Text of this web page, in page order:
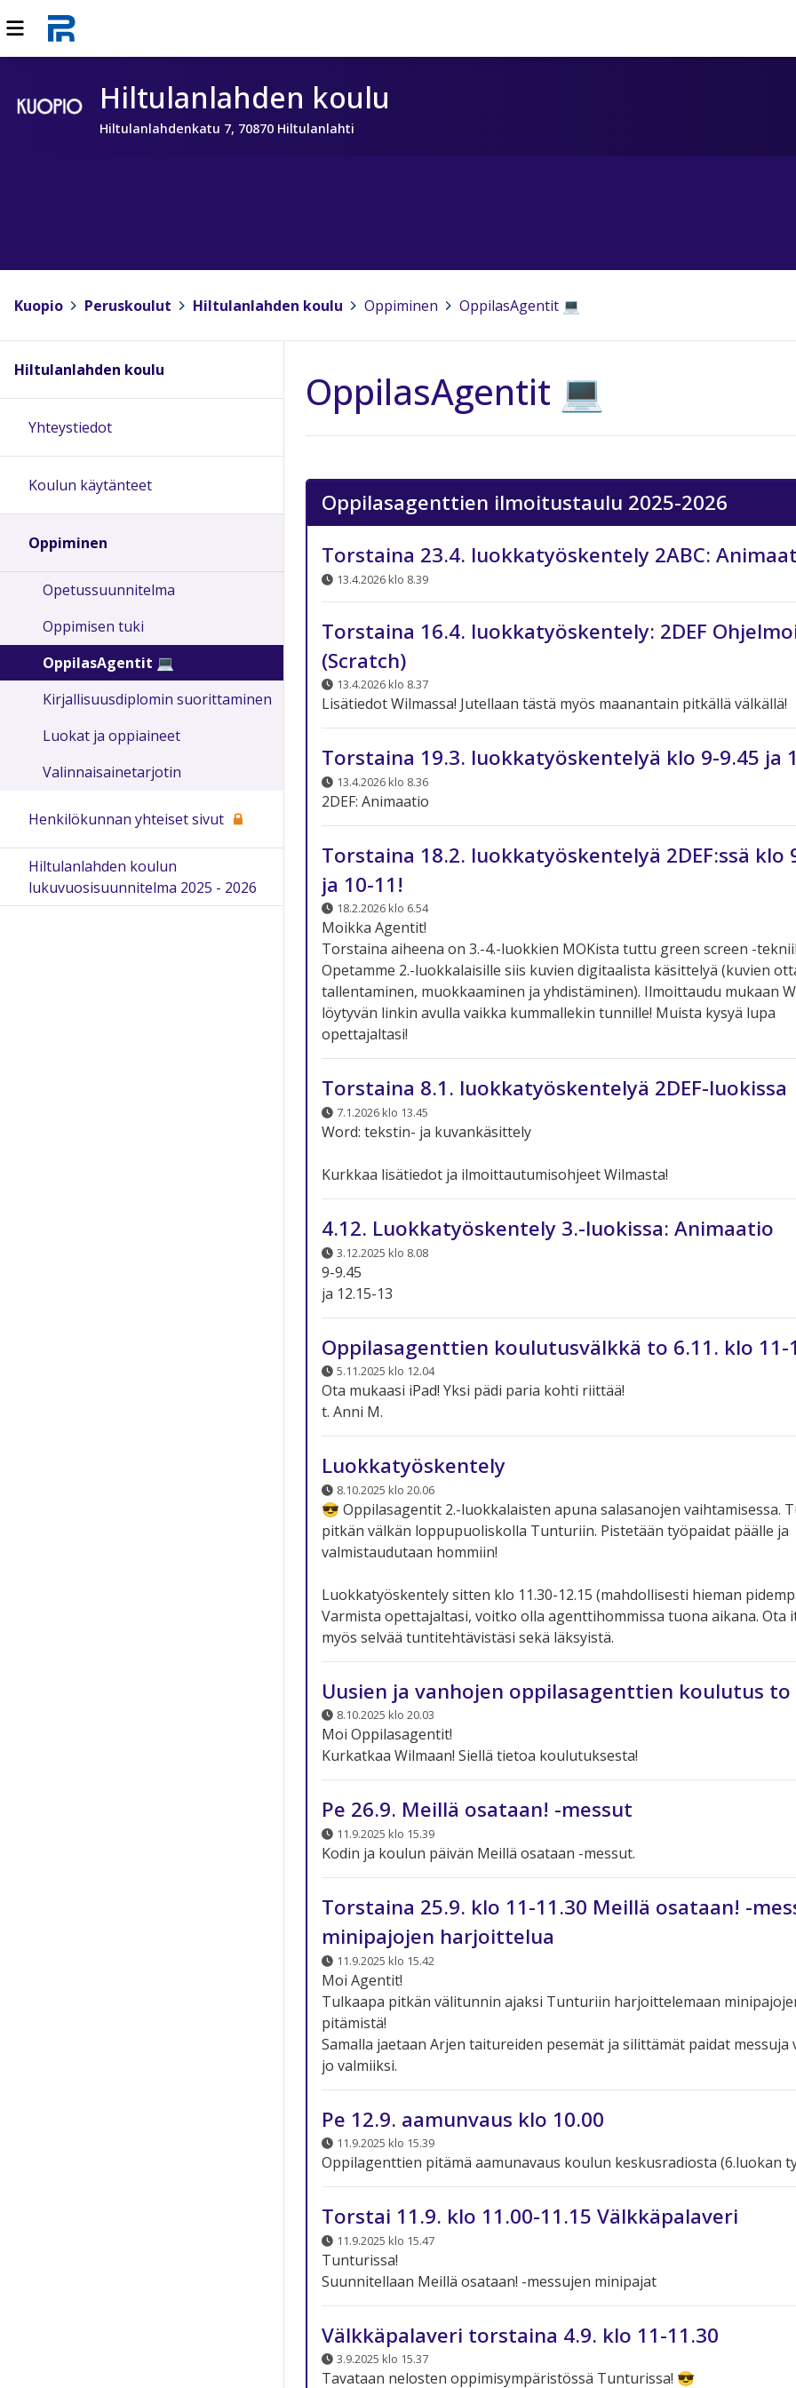
Hiltulanlahden koulu
Hiltulanlahdenkatu 7, 70870 Hiltulanlahti
Kuopio Peruskoulut Hiltulanlahden koulu Oppiminen OppilasAgentit 💻
OppilasAgentit 💻
Oppilasagenttien ilmoitustaulu 2025-2026
Torstaina 23.4. luokkatyöskentely 2ABC:
13.4.2026 klo 8.39
Torstaina 16.4. luokkatyöskentely: 2DEF
(Scratch)
13.4.2026 klo 8.37
Lisätiedot Wilmassa! Jutellaan tästä myös maanantain pitkällä välkällä!
Torstaina 19.3. luokkatyöskentelyä klo 9-9.45 ja
13.4.2026 klo 8.36
2DEF: Animaatio
Torstaina 18.2. luokkatyöskentelyä 2DEF:ssä klo
ja 10-11!
18.2.2026 klo 6.54
Moikka Agentit!
Torstaina aiheena on 3.-4.-luokkien MOKista tuttu green screen -
Opetamme 2.-luokkalaisille siis kuvien digitaalista käsittelyä (kuvien
tallentaminen, muokkaaminen ja yhdistäminen). Ilmoittaudu mukaan
löytyvän linkin avulla vaikka kummallekin tunnille! Muista kysyä lupa
opettajaltasi!
Torstaina 8.1. luokkatyöskentelyä 2DEF-luokissa
7.1.2026 klo 13.45
Word: tekstin- ja kuvankäsittely
Kurkkaa lisätiedot ja ilmoittautumisohjeet Wilmasta!
4.12. Luokkatyöskentely 3.-luokissa: Animaatio
3.12.2025 klo 8.08
9-9.45
ja 12.15-13
Oppilasagenttien koulutusvälkkä to 6.11. klo 11-
5.11.2025 klo 12.04
Ota mukaasi iPad! Yksi pädi paria kohti riittää!
t. Anni M.
Luokkatyöskentely
8.10.2025 klo 20.06
😎 Oppilasagentit 2.-luokkalaisten apuna salasanojen vaihtamisessa.
pitkän välkän loppupuoliskolla Tunturiin. Pistetään työpaidat päälle ja
valmistaudutaan hommiin!
Luokkatyöskentely sitten klo 11.30-12.15 (mahdollisesti hieman
Varmista opettajaltasi, voitko olla agenttihommissa tuona aikana. Ota
myös selvää tuntitehtävistäsi sekä läksyistä.
Uusien ja vanhojen oppilasagenttien koulutus to
8.10.2025 klo 20.03
Moi Oppilasagentit!
Kurkatkaa Wilmaan! Siellä tietoa koulutuksesta!
Pe 26.9. Meillä osataan! -messut
11.9.2025 klo 15.39
Kodin ja koulun päivän Meillä osataan -messut.
Torstaina 25.9. klo 11-11.30 Meillä osataan! -
minipajojen harjoittelua
11.9.2025 klo 15.42
Moi Agentit!
Tulkaapa pitkän välitunnin ajaksi Tunturiin harjoittelemaan
pitämistä!
Samalla jaetaan Arjen taitureiden pesemät ja silittämät paidat messuja
jo valmiiksi.
Pe 12.9. aamunvaus klo 10.00
11.9.2025 klo 15.39
Oppilagenttien pitämä aamunavaus koulun keskusradiosta (6.luokan
Torstai 11.9. klo 11.00-11.15 Välkkäpalaveri
11.9.2025 klo 15.47
Tunturissa!
Suunnitellaan Meillä osataan! -messujen minipajat
Välkkäpalaveri torstaina 4.9. klo 11-11.30
3.9.2025 klo 15.37
Tavataan nelosten oppimisympäristössä Tunturissa! 😎
Hiltulanlahden koulu
Yhteystiedot
Koulun käytänteet
Oppiminen
Opetussuunnitelma
Oppimisen tuki
OppilasAgentit 💻
Kirjallisuusdiplomin suorittaminen
Luokat ja oppiaineet
Valinnaisainetarjotin
Henkilökunnan yhteiset sivut
Hiltulanlahden koulun
lukuvuosisuunnitelma 2025 - 2026